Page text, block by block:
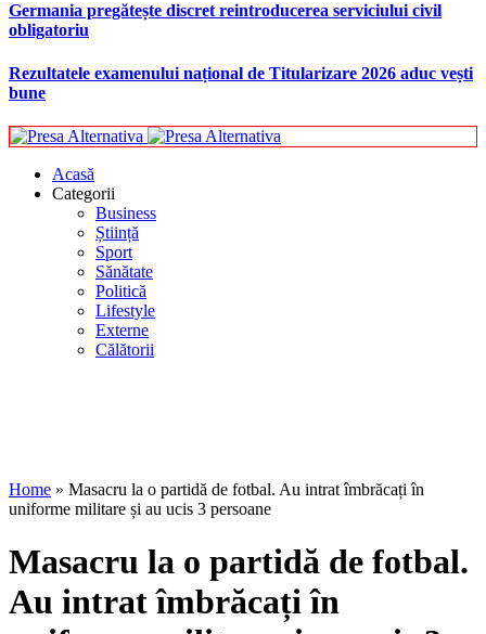
Germania pregătește discret reintroducerea serviciului civil
obligatoriu
Rezultatele examenului național de Titularizare 2026 aduc vești
bune
Acasă
Categorii
Business
Știință
Sport
Sănătate
Politică
Lifestyle
Externe
Călătorii
Home » Masacru la o partidă de fotbal. Au intrat îmbrăcați în
uniforme militare și au ucis 3 persoane
Masacru la o partidă de fotbal.
Au intrat îmbrăcați în